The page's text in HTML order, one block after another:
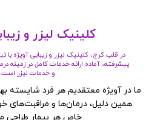
کلینیک لیزر و
در قلب کرج، کلینیک لیزر و زیبایی آویژه
پیشرفته، آماده ارائه خدمات کامل در زمینه
و خدمات لیزر است.
ما در آویژه معتقدیم هر فرد شایسته
همین دلیل، درمان‌ها و مراقبت‌های
خاص هر بیمار طراحی